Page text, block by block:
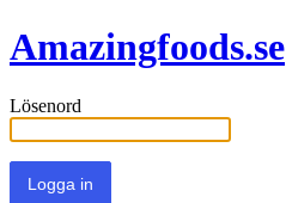
Amazingfoods.se
Lösenord